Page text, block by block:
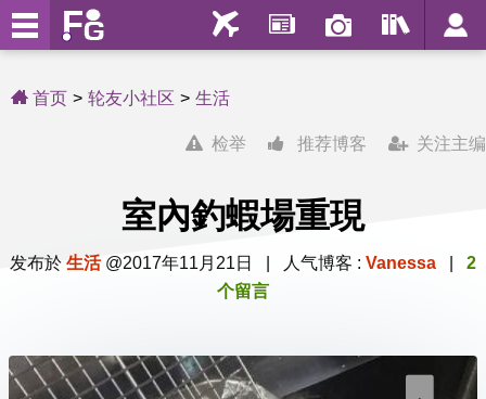
首页 轮友小社区 生活
关注主编
推荐博客
检举
室內釣蝦場重現
发布於 生活@2017年11月21日 | 人气博客 : Vanessa
2
个留言